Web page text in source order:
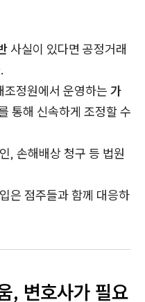
사실이 있다면 공정거래
조정원에서 운영하는 가
통해 신속하게 조정할 수
, 손해배상 청구 등 법원
은 점주들과 함께 대응하
, 변호사가 필요